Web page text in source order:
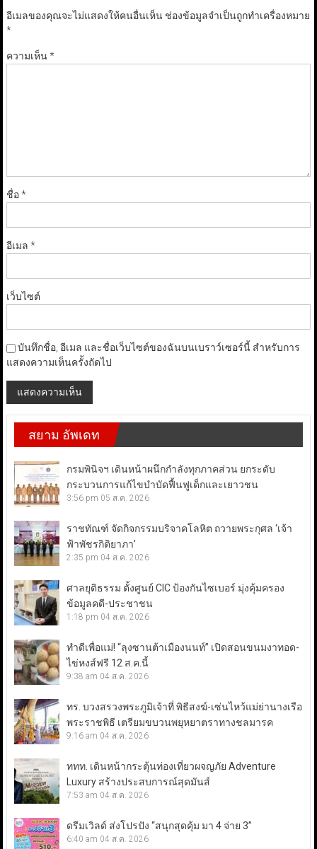
อีเมลของคุณจะไม่แสดงให้คนอื่นเห็น ช่องข้อมูลจำเป็นถูกทำเครื่องหมาย
*
ความเห็น*
ชื่อ*
อีเมล *
เว็บไซต์
บันทึกชื่อ, อีเมล และชื่อเว็บไซต์ของฉันบนเบราว์เซอร์นี้ สำหรับการ
แสดงความเห็นครั้งถัดไป
สยาม อัพเดท
กรมพินิจฯ เดินหน้าผนึกกำลังทุกภาคส่วน ยกระดับ
กระบวนการแก้ไขบำบัดฟื้นฟูเด็กและเยาวชน
3:56 pm 05 ส.ค. 2026
ราชทัณฑ์ จัดกิจกรรมบริจาคโลหิต ถวายพระกุศล ‘เจ้า
ฟ้าพัชรกิติยาภา’
2:35 pm 04 ส.ค. 2026
ศาลยุติธรรม ตั้งศูนย์ CIC ป้องกันไซเบอร์ มุ่งคุ้มครอง
ข้อมูลคดี-ประชาชน
1:18 pm 04 ส.ค. 2026
ทำดีเพื่อแม่! “ลุงซานต้าเมืองนนท์” เปิดสอนขนมงาทอด-
ไข่หงส์ฟรี 12 ส.ค.นี้
9:38 am 04 ส.ค. 2026
ทร. บวงสรวงพระภูมิเจ้าที่ พิธีสงฆ์-เซ่นไหว้แม่ย่านางเรือ
พระราชพิธี เตรียมขบวนพยุหยาตราทางชลมารค
9:16 am 04 ส.ค. 2026
ททท. เดินหน้ากระตุ้นท่องเที่ยวผจญภัย Adventure
Luxury สร้างประสบการณ์สุดมันส์
7:53 am 04 ส.ค. 2026
ดรีมเวิลด์ ส่งโปรปัง “สนุกสุดคุ้ม มา 4 จ่าย 3”
6:40 am 04 ส.ค. 2026